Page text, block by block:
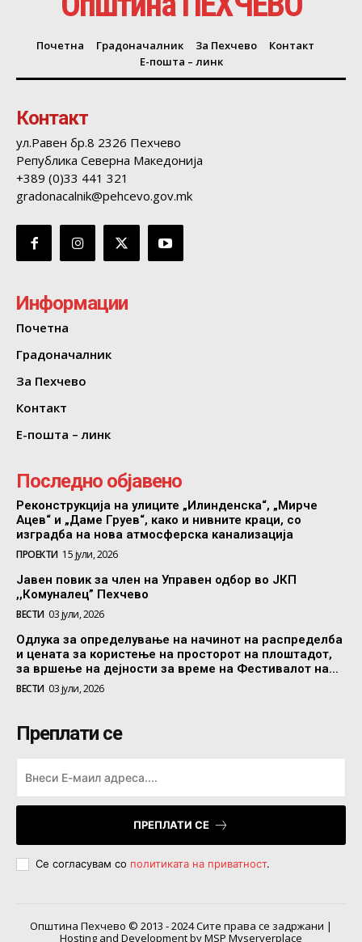
Почетна Градоначалник За Пехчево
Контакт
Е-пошта – линк
Контакт
ул.Равен бр.8 2326 Пехчево
Република Северна Македонија
+389 (0)33 441 321
gradonacalnik@pehcevo.gov.mk
Информации
Почетна
Градоначалник
За Пехчево
Контакт
Е-пошта – линк
Последно објавено
Реконструкција на улиците „Илинденска“, „Мирче
Ацев“ и „Даме Груев“, како и нивните краци, со
изградба на нова атмосферска канализација
ПРОЕКТИ 15 јули, 2026
Јавен повик за член на Управен одбор во ЈКП
,,Комуналец” Пехчево
ВЕСТИ 03 јули, 2026
Одлука за определување на начинот на распределба
и цената за користење на просторот на плоштадот,
за вршење на дејности за време на Фестивалот на...
ВЕСТИ 03 јули, 2026
Преплати се
ПРЕПЛАТИ СЕ
Се согласувам со политиката на приватност.
Општина Пехчево © 2013 - 2024 Сите права се задржани |
Hosting and Development by MSP Myserverplace